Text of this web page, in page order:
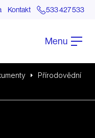
Kontakt 533 427 533
Menu
Přírodovědní